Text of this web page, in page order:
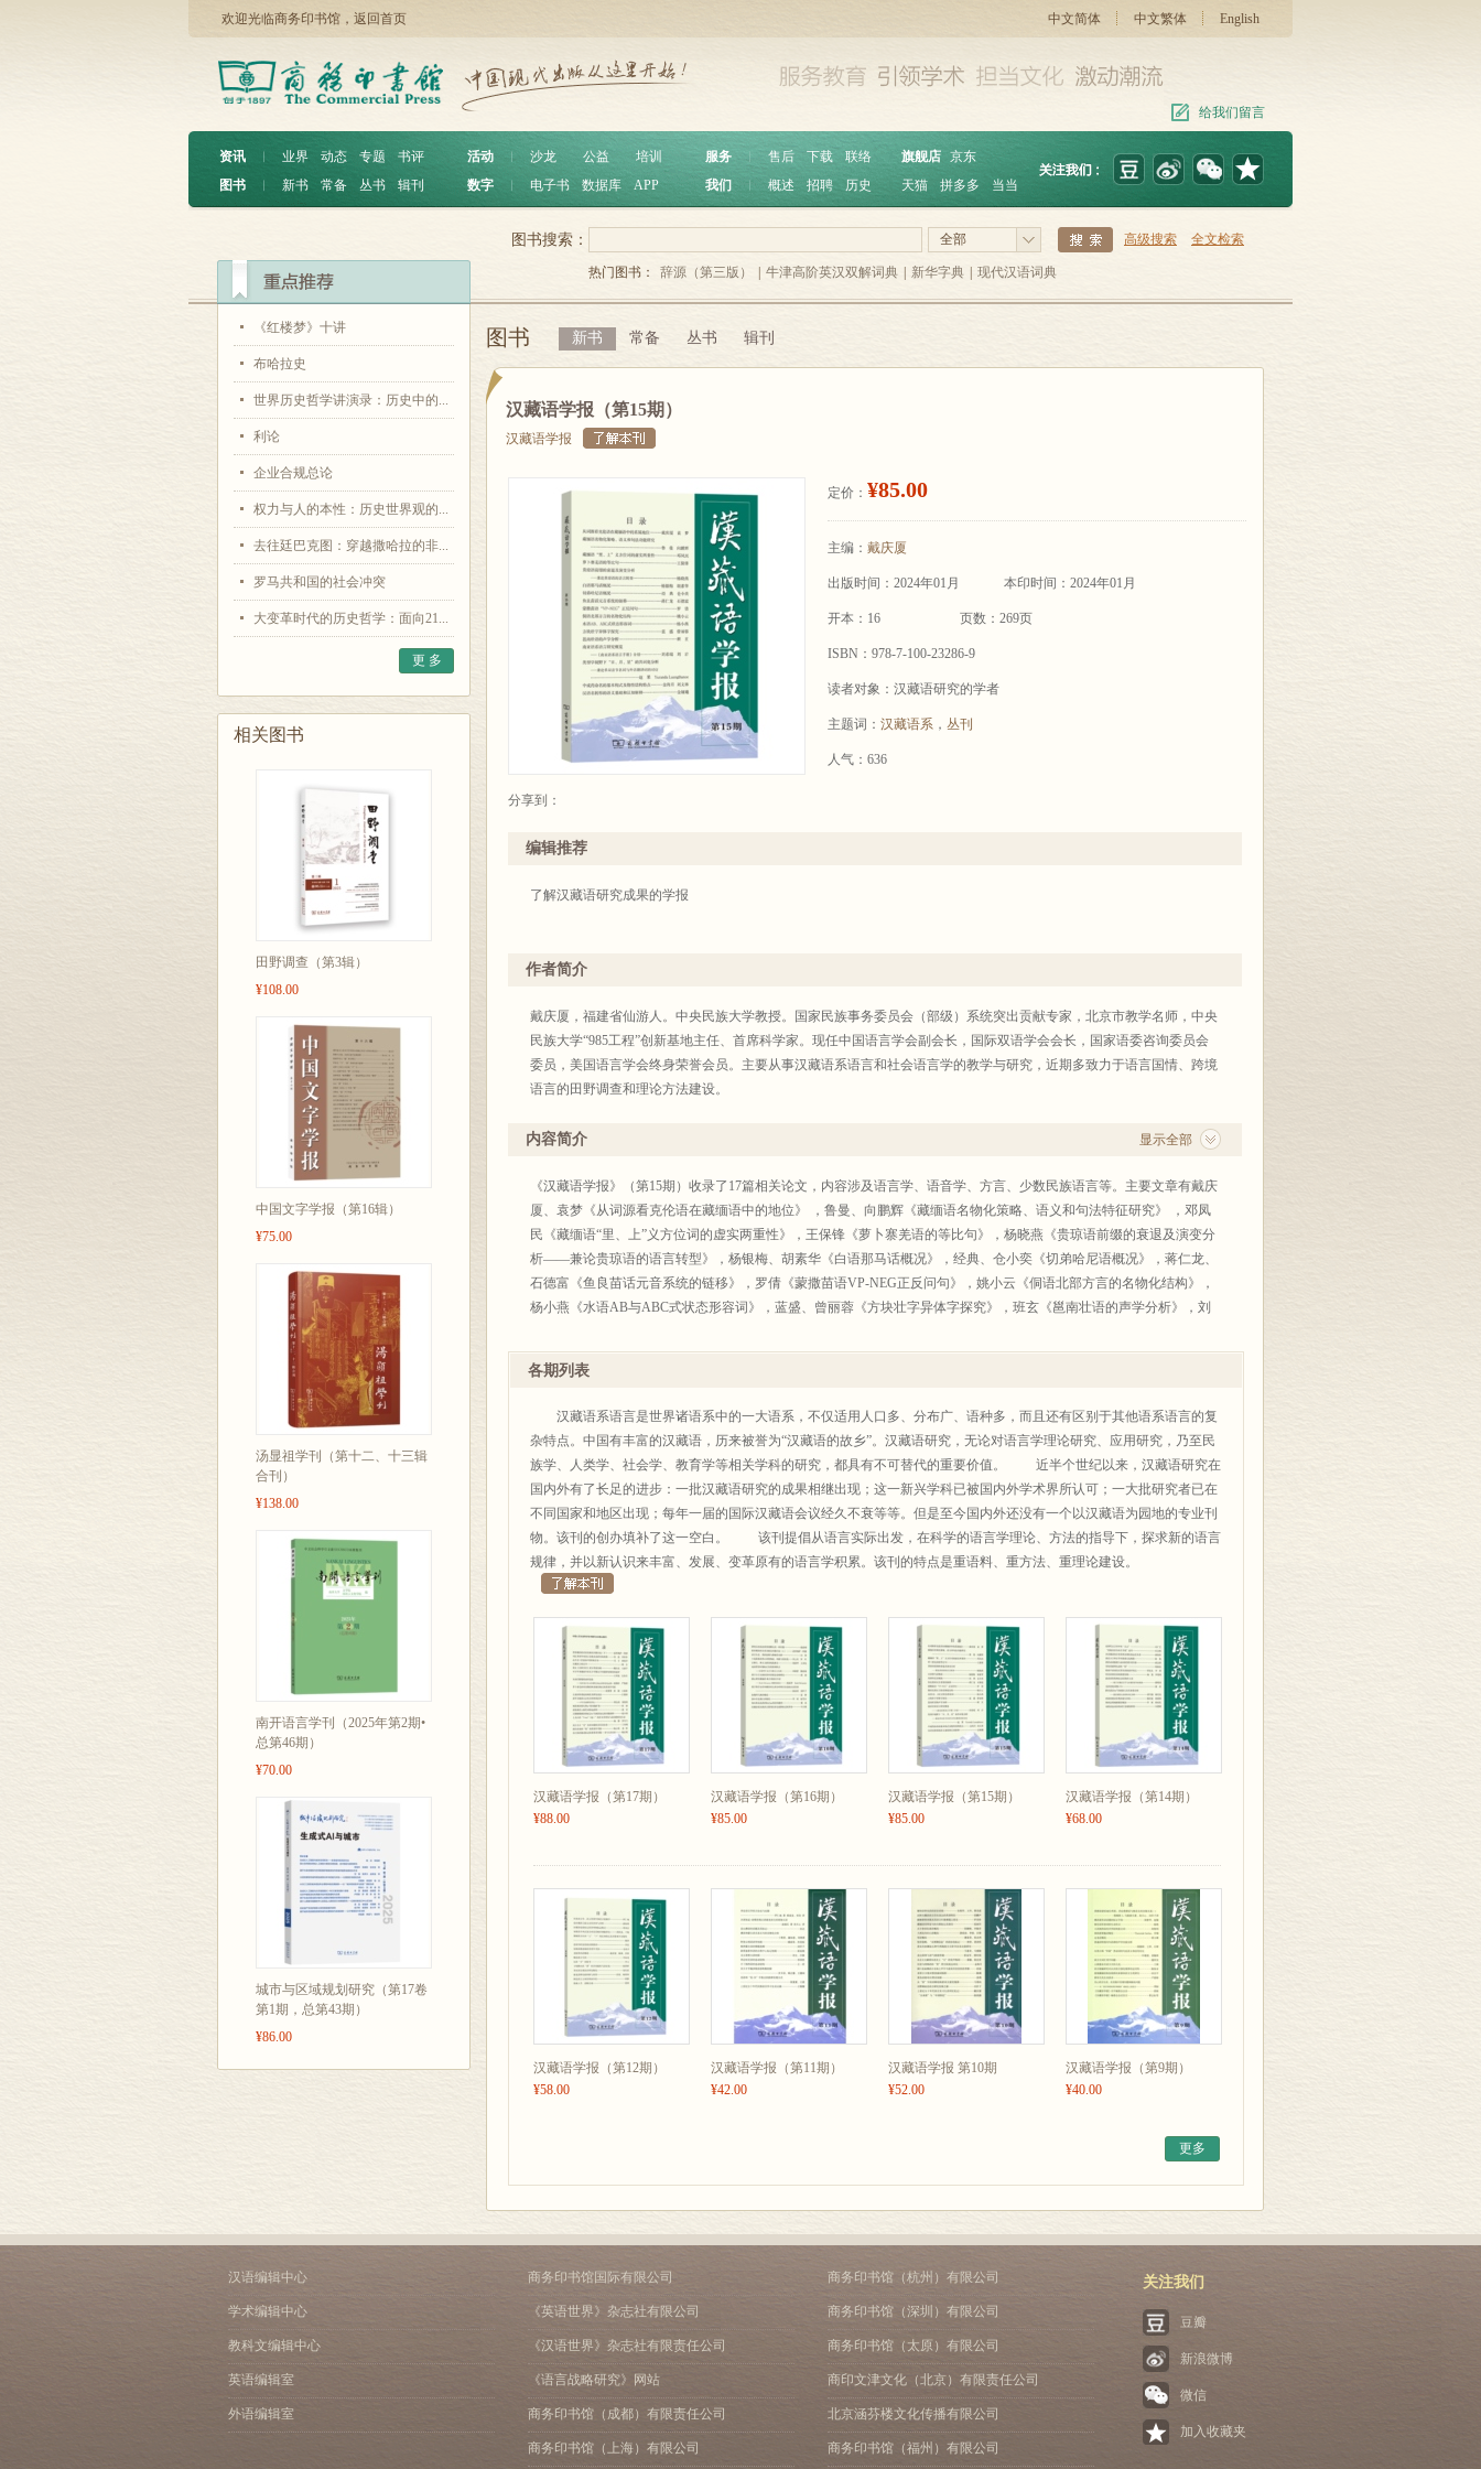
欢迎光临商务印书馆， 返回首页 中文简体 中文繁体 English
给我们留言
资讯 ︱ 业界 动态 专题
书评
图书
︱ 新书 常备 丛书 辑刊
活动 沙龙 公益
培训
数字
电子书 数据库 APP
服务 ︱ 售后 下载
联络
我们
概述 招聘 历史
旗舰店 京东
天猫
拼多多 当当
《红楼梦》十讲
布哈拉史
世界历史哲学讲演录：历史中的...
利论
企业合规总论
权力与人的本性：历史世界观的...
去往廷巴克图：穿越撒哈拉的非...
罗马共和国的社会冲突
大变革时代的历史哲学：面向21...
更 多
相关图书
田野调查（第3辑）
¥108.00
中国文字学报（第16辑）
¥75.00
汤显祖学刊（第十二、十三辑
合刊）
¥138.00
南开语言学刊（2025年第2期•
总第46期）
¥70.00
城市与区域规划研究（第17卷
第1期，总第43期）
¥86.00
全部 高级搜索 全文检索
图书搜索：
热门图书： 辞源（第三版） 牛津高阶英汉双解词典 新华字典 现代汉语词典
图书 新书 常备 丛书 辑刊
汉藏语学报（第15期）
汉藏语学报
分享到：
定价： ¥85.00
主编： 戴庆厦
出版时间：2024年01月 本印时间：2024年01月
开本：16 页数：269页
ISBN：978-7-100-23286-9
读者对象：汉藏语研究的学者
主题词： 汉藏语系 ， 丛刊
人气：636
编辑推荐
了解汉藏语研究成果的学报
作者简介
戴庆厦，福建省仙游人。中央民族大学教授。国家民族事务委员会（部级）系统突出贡献专家，北京市教学名师，中央
民族大学“985工程”创新基地主任、首席科学家。现任中国语言学会副会长，国际双语学会会长，国家语委咨询委员会
委员，美国语言学会终身荣誉会员。主要从事汉藏语系语言和社会语言学的教学与研究，近期多致力于语言国情、跨境
语言的田野调查和理论方法建设。
显示全部
内容简介
《汉藏语学报》（第15期）收录了17篇相关论文，内容涉及语言学、语音学、方言、少数民族语言等。主要文章有戴庆
厦、袁梦《从词源看克伦语在藏缅语中的地位》 ，鲁曼、向鹏辉《藏缅语名物化策略、语义和句法特征研究》 ，邓凤
民《藏缅语“里、上”义方位词的虚实两重性》，王保锋《萝卜寨羌语的等比句》，杨晓燕《贵琼语前缀的衰退及演变分
析——兼论贵琼语的语言转型》，杨银梅、胡素华《白语那马话概况》，经典、仓小奕《切弟哈尼语概况》，蒋仁龙、
石德富《鱼良苗话元音系统的链移》，罗倩《蒙撒苗语VP-NEG正反问句》，姚小云《侗语北部方言的名物化结构》，
杨小燕《水语AB与ABC式状态形容词》，蓝盛、曾丽蓉《方块壮字异体字探究》，班玄《邕南壮语的声学分析》，刘
的“日、月、星”共词化分析》，金海月、刘文琳《中成药命名的物性结构特点》，金娅曦《汉语名转形的语义基础和认
知解释》等。
各期列表
汉藏语系语言是世界诸语系中的一大语系，不仅适用人口多、分布广、语种多，而且还有区别于其他语系语言的复
杂特点。中国有丰富的汉藏语，历来被誉为“汉藏语的故乡”。汉藏语研究，无论对语言学理论研究、应用研究，乃至民
族学、人类学、社会学、教育学等相关学科的研究，都具有不可替代的重要价值。 近半个世纪以来，汉藏语研究在
国内外有了长足的进步：一批汉藏语研究的成果相继出现；这一新兴学科已被国内外学术界所认可；一大批研究者已在
不同国家和地区出现；每年一届的国际汉藏语会议经久不衰等等。但是至今国内外还没有一个以汉藏语为园地的专业刊
物。该刊的创办填补了这一空白。 该刊提倡从语言实际出发，在科学的语言学理论、方法的指导下，探求新的语言
规律，并以新认识来丰富、发展、变革原有的语言学积累。该刊的特点是重语料、重方法、重理论建设。
汉藏语学报（第17期）
¥88.00
汉藏语学报（第16期）
¥85.00
汉藏语学报（第15期）
¥85.00
汉藏语学报（第14期）
¥68.00
汉藏语学报（第12期）
¥58.00
汉藏语学报（第11期）
¥42.00
汉藏语学报 第10期
¥52.00
汉藏语学报（第9期）
¥40.00
更多
汉语编辑中心
学术编辑中心
教科文编辑中心
英语编辑室
外语编辑室
商务印书馆国际有限公司
《英语世界》杂志社有限公司
《汉语世界》杂志社有限责任公司
《语言战略研究》网站
商务印书馆（成都）有限责任公司
商务印书馆（上海）有限公司
商务印书馆（杭州）有限公司
商务印书馆（深圳）有限公司
商务印书馆（太原）有限公司
商印文津文化（北京）有限责任公司
北京涵芬楼文化传播有限公司
商务印书馆（福州）有限公司
关注我们
豆瓣
新浪微博
微信
加入收藏夹